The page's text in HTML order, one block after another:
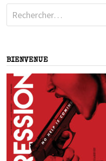
Rechercher :
BIENVENUE